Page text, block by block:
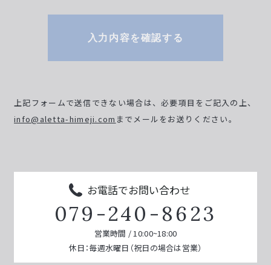
入力内容を確認する
上記フォームで送信できない場合は、必要項目をご記入の上、
info@aletta-himeji.com までメールをお送りください。
お電話でお問い合わせ
079-240-8623
営業時間 / 10:00~18:00
休日：毎週水曜日（祝日の場合は営業）